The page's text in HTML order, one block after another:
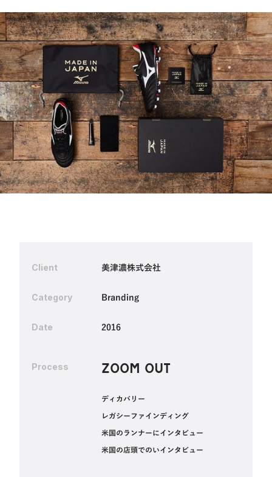
Client 美津濃株式会社
Category Branding
Date 2016
Process ZOOM OUT
ディカバリー
レガシーファインディング
米国のランナーにインタビュー
‍米国の店頭でのいインタビュー